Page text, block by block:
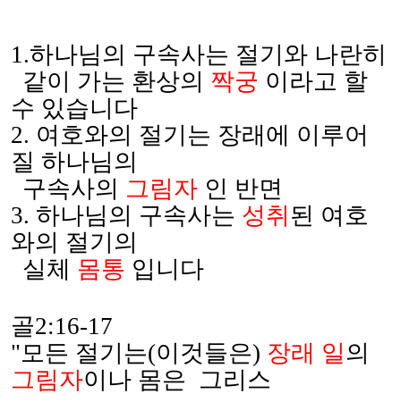
1.하나님의 구속사는 절기와 나란히
같이 가는 환상의 짝궁 이라고 할
수 있습니다
2. 여호와의 절기는 장래에 이루어
질 하나님의
구속사의 그림자 인 반면
3. 하나님의 구속사는 성취 된 여호
와의 절기의
실체 몸통 입니다
골2:16-17
"모든 절기는(이것들은) 장래 일의
그림자이나 몸은 그리스